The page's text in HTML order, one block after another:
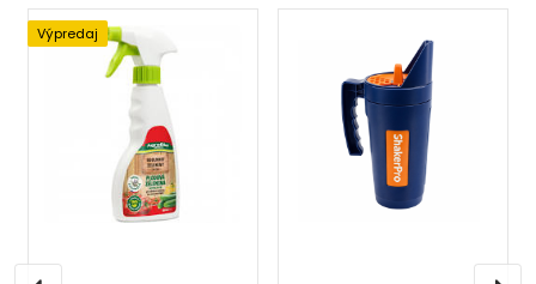
Výpredaj